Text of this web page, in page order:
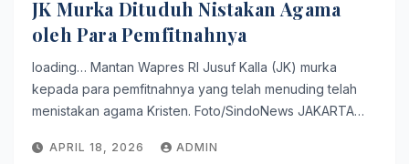
JK Murka Dituduh Nistakan Agama
oleh Para Pemfitnahnya
loading… Mantan Wapres RI Jusuf Kalla (JK) murka
kepada para pemfitnahnya yang telah menuding telah
menistakan agama Kristen. Foto/SindoNews JAKARTA…
APRIL 18, 2026 ADMIN